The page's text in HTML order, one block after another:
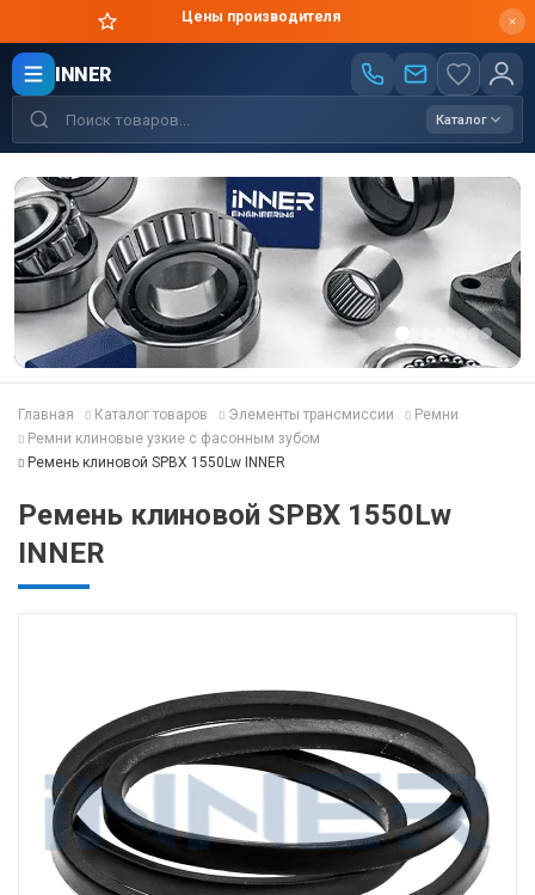
Цены производителя
INNER
Каталог
Главная Каталог товаров Элементы трансмиссии
Ремни
Ремни клиновые узкие с фасонным зубом
Ремень клиновой SPBX 1550Lw INNER
Ремень клиновой SPBX 1550Lw
INNER